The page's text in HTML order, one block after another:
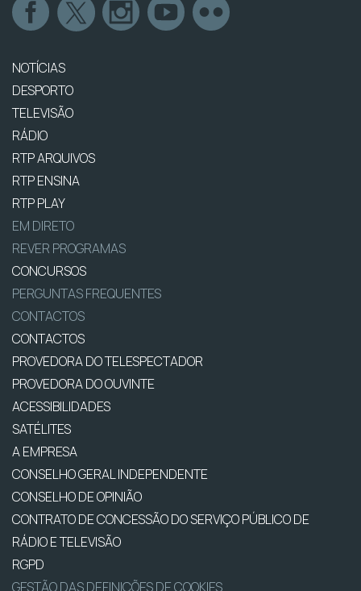
NOTÍCIAS
DESPORTO
TELEVISÃO
RÁDIO
RTP ARQUIVOS
RTP ENSINA
RTP PLAY
EM DIRETO
REVER PROGRAMAS
CONCURSOS
PERGUNTAS FREQUENTES
CONTACTOS
CONTACTOS
PROVEDORA DO TELESPECTADOR
PROVEDORA DO OUVINTE
ACESSIBILIDADES
SATÉLITES
A EMPRESA
CONSELHO GERAL INDEPENDENTE
CONSELHO DE OPINIÃO
CONTRATO DE CONCESSÃO DO SERVIÇO PÚBLICO DE
RÁDIO E TELEVISÃO
RGPD
GESTÃO DAS DEFINIÇÕES DE COOKIES